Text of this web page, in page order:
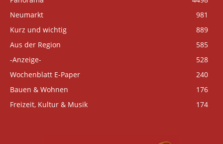
Neumarkt
981
Kurz und wichtig
889
Aus der Region
585
-Anzeige-
528
Wochenblatt E-Paper
240
Bauen & Wohnen
176
Freizeit, Kultur & Musik
174